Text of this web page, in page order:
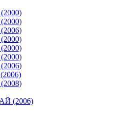
(2006)